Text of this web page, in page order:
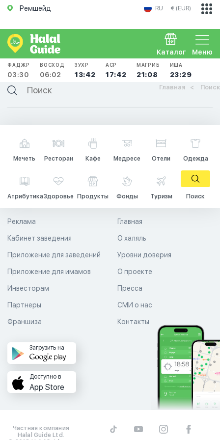
Ремшейд RU € (EUR)
Меню
Каталог
ФАДЖР
03:30
ВОСХОД
06:02
ЗУХР
13:42
АСР
17:42
МАГРИБ
21:08
ИША
23:29
Главная Поиск
Мечеть Ресторан Кафе Медресе Отели Одежда
АтрибутикаЗдоровье Продукты Фонды Туризм Поиск
Главная
О халяль
Уровни доверия
Реклама
Кабинет заведения
Приложение для заведений
Приложение для имамов О проекте
Пресса
СМИ о нас
Контакты
Инвесторам
Партнеры
Франшиза
Загрузить на
Доступно в
App Store
Частная компания
Halal Guide Ltd.